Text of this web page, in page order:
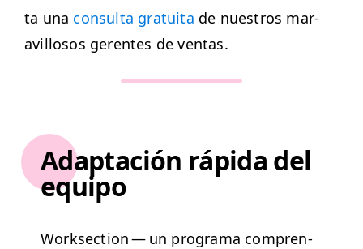
ta una con­sul­ta gra­tui­ta de nue­stros mar­
avil­losos ger­entes de ventas.
Adaptación rápida del
equipo
Work­sec­tion — un pro­gra­ma com­pren­